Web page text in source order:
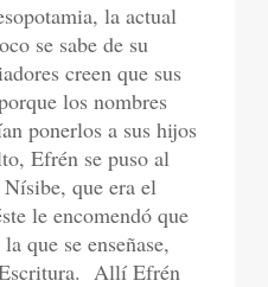
la actual
se sabe de su
creen que sus
los nombres
ponerlos a sus hijos
Efrén se puso al
que era el
le encomendó que
que se enseñase,
Allí Efrén